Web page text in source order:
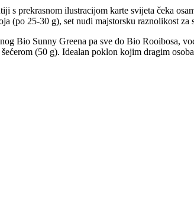
s prekrasnom ilustracijom karte svijeta čeka
(po 25-30 g), set nudi majstorsku raznolikost za
Bio Sunny Greena pa sve do Bio Rooibosa,
(50 g). Idealan poklon kojim dragim